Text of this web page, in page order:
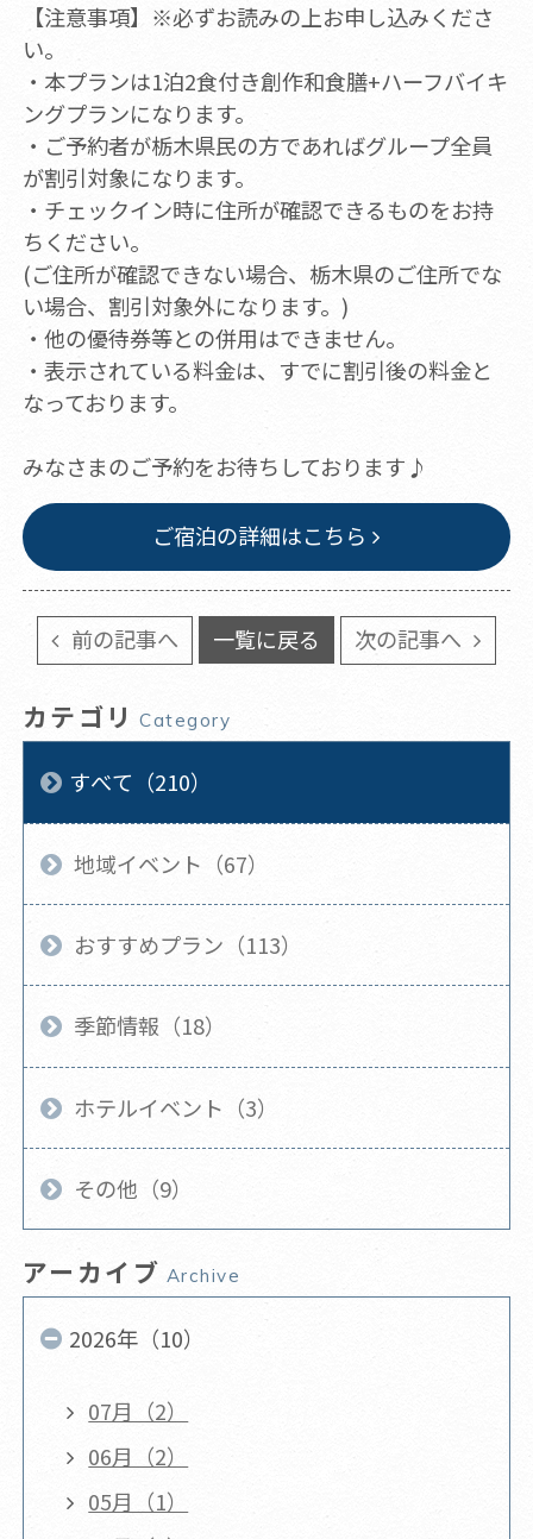
【注意事項】※必ずお読みの上お申し込みくださ
い。
・本プランは1泊2食付き創作和食膳+ハーフバイキ
ングプランになります。
・ご予約者が栃木県民の方であればグループ全員
が割引対象になります。
・チェックイン時に住所が確認できるものをお持
ちください。
(ご住所が確認できない場合、栃木県のご住所でな
い場合、割引対象外になります。)
・他の優待券等との併用はできません。
・表示されている料金は、すでに割引後の料金と
なっております。
みなさまのご予約をお待ちしております♪
ご宿泊の詳細はこちら
前の記事へ 一覧に戻る 次の記事へ
カテゴリ Category
すべて（210）
地域イベント（67）
おすすめプラン（113）
季節情報（18）
ホテルイベント（3）
その他（9）
アーカイブ Archive
2026年（10）
07月（2）
06月（2）
05月（1）